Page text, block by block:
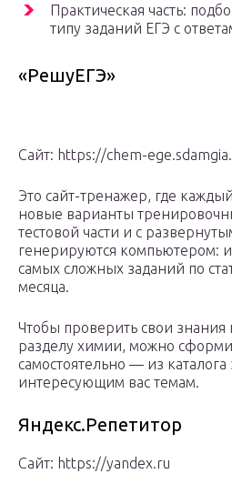
Практическая часть:
типу заданий ЕГЭ с
«РешуЕГЭ»
Сайт: https://chem-
Это сайт-тренажер, где
новые варианты
тестовой части и с
генерируются компьютером:
самых сложных заданий по
месяца.
Чтобы проверить свои
разделу химии, можно
самостоятельно — из каталога
интересующим вас темам.
Яндекс.Репетитор
Сайт: https://yandex.ru